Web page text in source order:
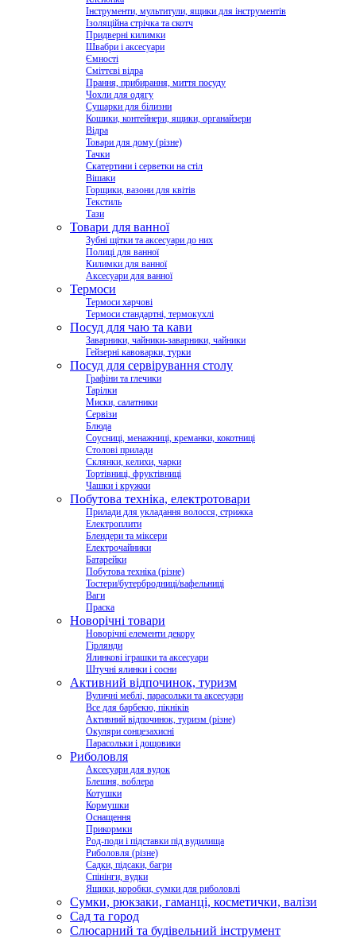
Інструменти, мультитули, ящики для інструментів
Ізоляційна стрічка та скотч
Придверні килимки
Швабри і аксесуари
Ємності
Сміттєві відра
Прання, прибирання, миття посуду
Чохли для одягу
Сушарки для білизни
Кошики, контейнери, ящики, органайзери
Відра
Товари для дому (різне)
Тачки
Скатертини і серветки на стіл
Вішаки
Горщики, вазони для квітів
Текстиль
Тази
Товари для ванної
Зубні щітки та аксесуари до них
Полиці для ванної
Килимки для ванної
Аксесуари для ванної
Термоси
Термоси харчові
Термоси стандартні, термокухлі
Посуд для чаю та кави
Заварники, чайники-заварники, чайники
Гейзерні кавоварки, турки
Посуд для сервірування столу
Графіни та глечики
Тарілки
Миски, салатники
Сервізи
Блюда
Соусниці, менажниці, креманки, кокотниці
Столові прилади
Склянки, келихи, чарки
Тортівниці, фруктівниці
Чашки і кружки
Побутова техніка, електротовари
Прилади для укладання волосся, стрижка
Електроплити
Блендери та міксери
Електрочайники
Батарейки
Побутова техніка (різне)
Тостери/бутербродниці/вафельниці
Ваги
Праска
Новорічні товари
Новорічні елементи декору
Гірлянди
Ялинкові іграшки та аксесуари
Штучні ялинки і сосни
Активний відпочинок, туризм
Вуличні меблі, парасольки та аксесуари
Все для барбекю, пікніків
Активний відпочинок, туризм (різне)
Окуляри сонцезахисні
Парасольки і дощовики
Риболовля
Аксесуари для вудок
Блешня, воблера
Котушки
Кормушки
Оснащення
Прикормки
Род-поди і підставки під вудилища
Риболовля (різне)
Садки, підсаки, багри
Спінінги, вудки
Ящики, коробки, сумки для риболовлі
Сумки, рюкзаки, гаманці, косметички, валізи
Сад та город
Слюсарний та будівельний інструмент